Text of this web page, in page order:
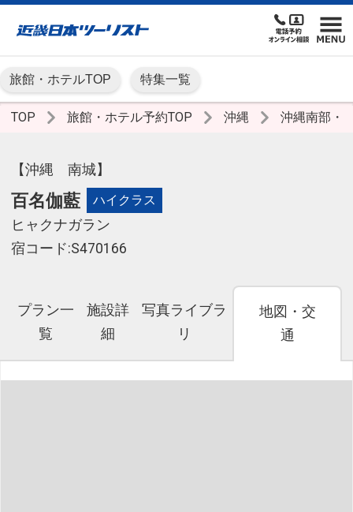
旅館・ホテルTOP 特集一覧
TOP 旅館・ホテル予約TOP 沖縄 沖縄南部・
【沖縄 南城】
百名伽藍 ハイクラス
ヒャクナガラン
宿コード:S470166
プラン一
覧
施設詳
細
写真ライブラ
リ
地図・交
通